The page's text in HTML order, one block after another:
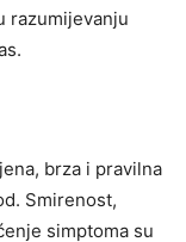
razumijevanju
brza i pravilna
Smirenost,
simptoma su